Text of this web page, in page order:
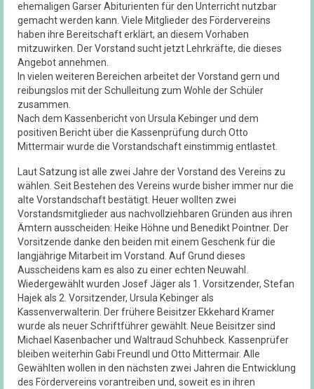
ehemaligen Garser Abiturienten für den Unterricht nutzbar
gemacht werden kann. Viele Mitglieder des Fördervereins
haben ihre Bereitschaft erklärt, an diesem Vorhaben
mitzuwirken. Der Vorstand sucht jetzt Lehrkräfte, die dieses
Angebot annehmen.
In vielen weiteren Bereichen arbeitet der Vorstand gern und
reibungslos mit der Schulleitung zum Wohle der Schüler
zusammen.
Nach dem Kassenbericht von Ursula Kebinger und dem
positiven Bericht über die Kassenprüfung durch Otto
Mittermair wurde die Vorstandschaft einstimmig entlastet.
Laut Satzung ist alle zwei Jahre der Vorstand des Vereins zu
wählen. Seit Bestehen des Vereins wurde bisher immer nur die
alte Vorstandschaft bestätigt. Heuer wollten zwei
Vorstandsmitglieder aus nachvollziehbaren Gründen aus ihren
Ämtern ausscheiden: Heike Höhne und Benedikt Pointner. Der
Vorsitzende danke den beiden mit einem Geschenk für die
langjährige Mitarbeit im Vorstand. Auf Grund dieses
Ausscheidens kam es also zu einer echten Neuwahl.
Wiedergewählt wurden Josef Jäger als 1. Vorsitzender, Stefan
Hajek als 2. Vorsitzender, Ursula Kebinger als
Kassenverwalterin. Der frühere Beisitzer Ekkehard Kramer
wurde als neuer Schriftführer gewählt. Neue Beisitzer sind
Michael Kasenbacher und Waltraud Schuhbeck. Kassenprüfer
bleiben weiterhin Gabi Freundl und Otto Mittermair. Alle
Gewählten wollen in den nächsten zwei Jahren die Entwicklung
des Fördervereins vorantreiben und, soweit es in ihren